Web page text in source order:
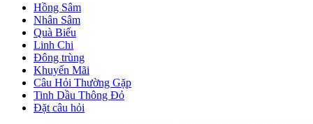
Hồng Sâm
Nhân Sâm
Quà Biếu
Linh Chi
Đông trùng
Khuyến Mãi
Câu Hỏi Thường Gặp
Tinh Dầu Thông Đỏ
Đặt câu hỏi